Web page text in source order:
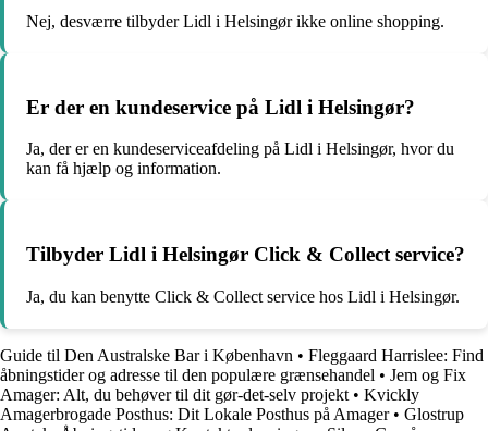
Nej, desværre tilbyder Lidl i Helsingør ikke online shopping.
Er der en kundeservice på Lidl i Helsingør?
Ja, der er en kundeserviceafdeling på Lidl i Helsingør, hvor du
kan få hjælp og information.
Tilbyder Lidl i Helsingør Click & Collect service?
Ja, du kan benytte Click & Collect service hos Lidl i Helsingør.
Guide til Den Australske Bar i København • Fleggaard Harrislee: Find
åbningstider og adresse til den populære grænsehandel • Jem og Fix
Amager: Alt, du behøver til dit gør-det-selv projekt • Kvickly
Amagerbrogade Posthus: Dit Lokale Posthus på Amager• Glostrup